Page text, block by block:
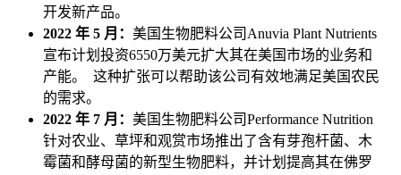
开发新产品。
2022 年 5 月： 美国生物肥料公司Anuvia Plant Nutrients
宣布计划投资6550万美元扩大其在美国市场的业务和
产能。 这种扩张可以帮助该公司有效地满足美国农民
的需求。
2022 年 7 月： 美国生物肥料公司Performance Nutrition
针对农业、草坪和观赏市场推出了含有芽孢杆菌、木
霉菌和酵母菌的新型生物肥料，并计划提高其在佛罗